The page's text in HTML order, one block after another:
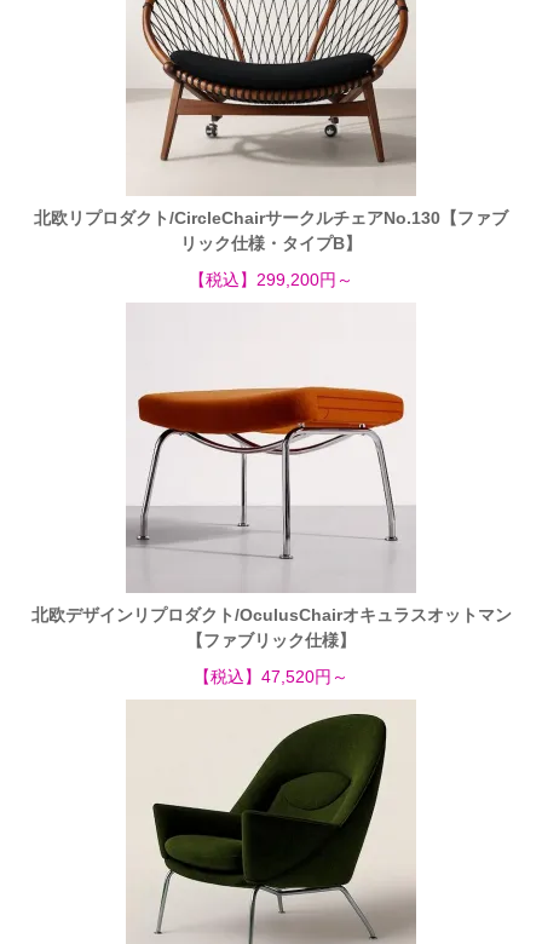
北欧リプロダクト/CircleChairサークルチェアNo.130【ファブ
リック仕様・タイプB】
【税込】299,200円～
北欧デザインリプロダクト/OculusChairオキュラスオットマン
【ファブリック仕様】
【税込】47,520円～